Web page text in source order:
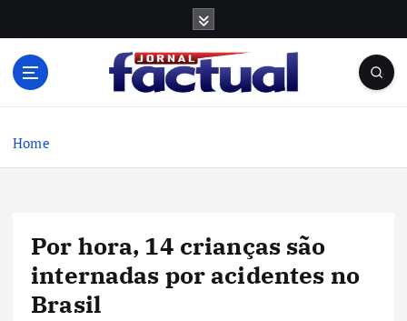
Home
Por hora, 14 crianças são
internadas por acidentes no
Brasil